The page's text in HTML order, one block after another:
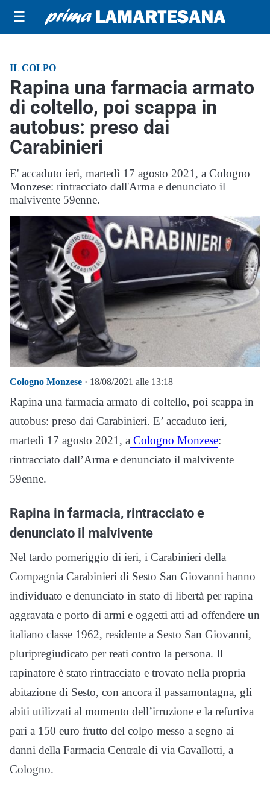
☰
IL COLPO
Rapina una farmacia armato
di coltello, poi scappa in
autobus: preso dai
Carabinieri
E' accaduto ieri, martedì 17 agosto 2021, a Cologno
Monzese: rintracciato dall'Arma e denunciato il
malvivente 59enne.
Cologno Monzese · 18/08/2021 alle 13:18
Rapina una farmacia armato di coltello, poi scappa in
autobus: preso dai Carabinieri. E’ accaduto ieri,
martedì 17 agosto 2021, a Cologno Monzese:
rintracciato dall’Arma e denunciato il malvivente
59enne.
Rapina in farmacia, rintracciato e
denunciato il malvivente
Nel tardo pomeriggio di ieri, i Carabinieri della
Compagnia Carabinieri di Sesto San Giovanni hanno
individuato e denunciato in stato di libertà per rapina
aggravata e porto di armi e oggetti atti ad offendere un
italiano classe 1962, residente a Sesto San Giovanni,
pluripregiudicato per reati contro la persona. Il
rapinatore è stato rintracciato e trovato nella propria
abitazione di Sesto, con ancora il passamontagna, gli
abiti utilizzati al momento dell’irruzione e la refurtiva
pari a 150 euro frutto del colpo messo a segno ai
danni della Farmacia Centrale di via Cavallotti, a
Cologno.